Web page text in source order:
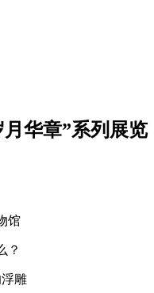
华章”系列展览
馆
？
雕